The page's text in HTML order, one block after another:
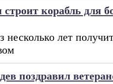
строит корабль для
несколько лет
поздравил